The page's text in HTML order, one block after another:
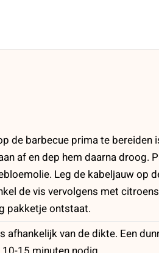
de barbecue prima te bereiden
af en dep hem daarna droog.
Leg de kabeljauw op
de vis vervolgens met
pakketje ontstaat.
van de dikte. Een